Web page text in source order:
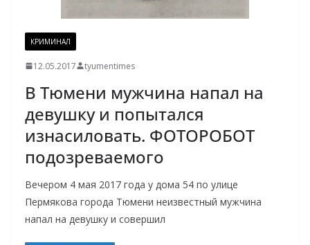
КРИМИНАЛ
12.05.2017 tyumentimes
В Тюмени мужчина напал на
девушку и попытался
изнасиловать. ФОТОРОБОТ
подозреваемого
Вечером 4 мая 2017 года у дома 54 по улице
Пермякова города Тюмени неизвестный мужчина
напал на девушку и совершил